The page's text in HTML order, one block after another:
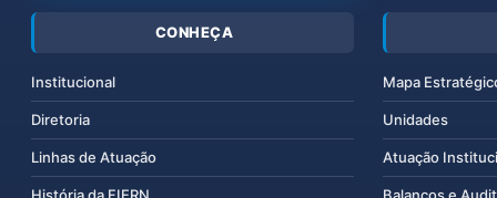
CONHEÇA
Institucional
Diretoria
Linhas de Atuação
História da FIERN
Mapa
Unidades
Atuação
Balanços e